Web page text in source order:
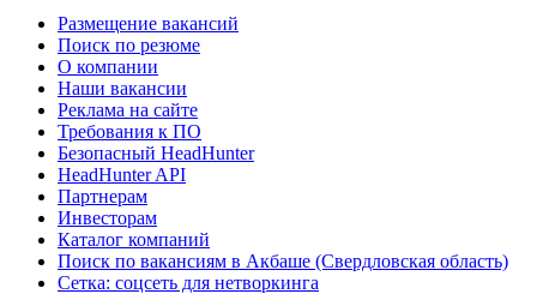
Размещение вакансий
Поиск по резюме
О компании
Наши вакансии
Реклама на сайте
Требования к ПО
Безопасный HeadHunter
HeadHunter API
Партнерам
Инвесторам
Каталог компаний
Поиск по вакансиям в Акбаше (Свердловская область)
Сетка: соцсеть для нетворкинга